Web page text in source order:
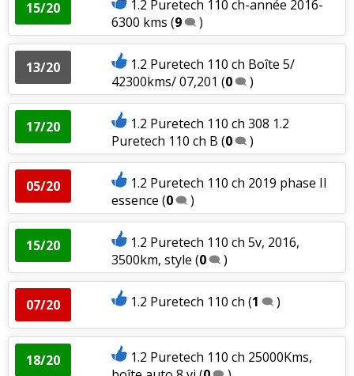
15/20
1.2 Puretech 110 ch-année 2016-
6300 kms (9 )
13/20
1.2 Puretech 110 ch Boîte 5/
42300kms/ 07,201 (0 )
17/20
1.2 Puretech 110 ch 308 1.2
Puretech 110 ch B (0 )
05/20
1.2 Puretech 110 ch 2019 phase II
essence (0 )
15/20
1.2 Puretech 110 ch 5v, 2016,
3500km, style (0 )
07/20 1.2 Puretech 110 ch (1 )
18/20
1.2 Puretech 110 ch 25000Kms,